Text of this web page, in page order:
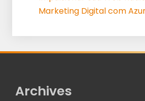
Marketing Digital com
Archives